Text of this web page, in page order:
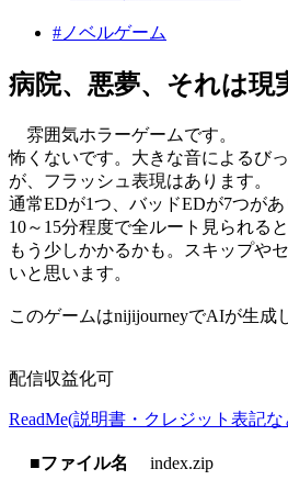
#ノベルゲーム
病院、悪夢、それは現
雰囲気ホラーゲームです。
怖くないです。大きな音によるび
が、フラッシュ表現はあります。
通常EDが1つ、バッドEDが7つがあ
10～15分程度で全ルート見られる
もう少しかかるかも。スキップや
いと思います。
このゲームはnijijourneyでAIが生成
配信収益化可
ReadMe(説明書・クレジット表記な
■ファイル名
index.zip